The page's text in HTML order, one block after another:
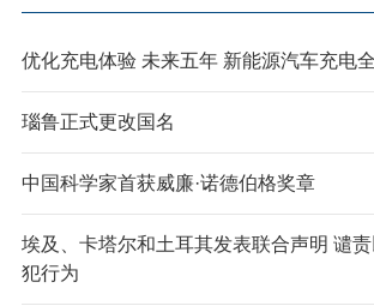
优化充电体验 未来五年 新能源汽车充电
瑙鲁正式更改国名
中国科学家首获威廉·诺德伯格奖章
埃及、卡塔尔和土耳其发表联合声明 谴
犯行为